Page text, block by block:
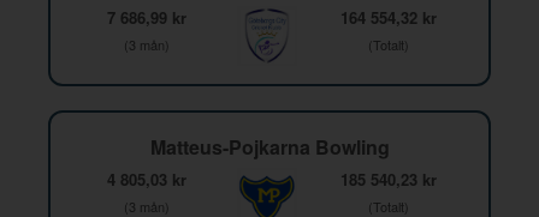
7 686,99 kr
(3 mån)
164 554,32 kr
(Totalt)
Matteus-Pojkarna Bowling
4 805,03 kr
(3 mån)
185 540,23 kr
(Totalt)